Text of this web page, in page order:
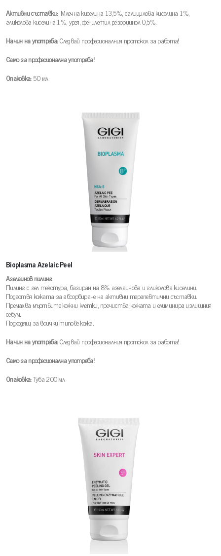
Активни съставки: Млечна киселина 13,5%, салицилова киселина 1%,
гликолова киселина 1%, урея, фенилетил резорцинол 0,5%.
Начин на употреба:Следвай професионалния протокол за работа!
Само за професионална употреба!
Опаковка:50 мл
Bioplasma Azelaic Peel
Азелаинов пилинг
Пилинг с гел текстура, базиран на 8% азелаинова и гликолова киселини.
Подготвя кожата за абсорбиране на активни терапевтични съставки.
Премахва мъртвите кожни клетки, пречиства кожата и елиминира излишния
себум.
Подходящ за всички типове кожа.
Начин на употреба:Следвай професионалния протокол за работа!
Само за професионална употреба!
Опаковка:Туба 200 мл